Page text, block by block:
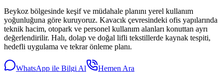
Beykoz bölgesinde keşif ve müdahale planını yerel kullanım
yoğunluğuna göre kuruyoruz. Kavacık çevresindeki ofis yapılarında
teknik hacim, otopark ve personel kullanım alanları konuttan ayrı
değerlendirilir. Halı, dolap ve doğal lifli tekstillerde kaynak tespiti,
hedefli uygulama ve tekrar önleme planı.
WhatsApp ile Bilgi Al
Hemen Ara